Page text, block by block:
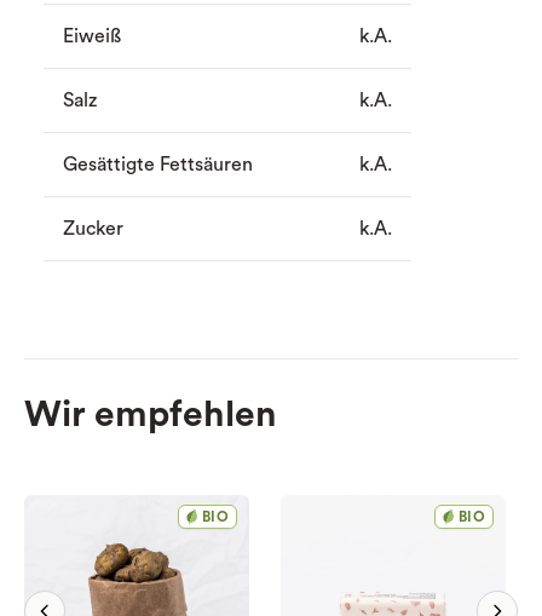
Eiweiß k.A.
Salz k.A.
Gesättigte Fettsäuren k.A.
Zucker k.A.
Wir empfehlen
BIO BIO